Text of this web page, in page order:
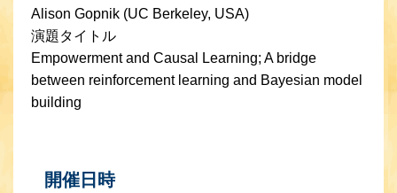
Alison Gopnik (UC Berkeley, USA)
演題タイトル
Empowerment and Causal Learning; A bridge
between reinforcement learning and Bayesian model
building
開催日時